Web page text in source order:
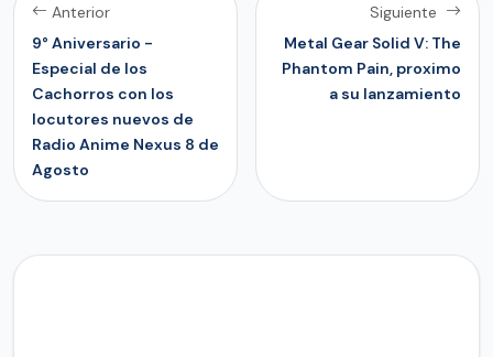
Anterior
9° Aniversario -
Especial de los
Cachorros con los
locutores nuevos de
Radio Anime Nexus 8 de
Agosto
Siguiente
Metal Gear Solid V: The
Phantom Pain, proximo
a su lanzamiento